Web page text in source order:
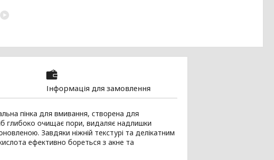
Інформація для замовлення
пінка для вмивання, створена для
глибоко очищає пори, видаляє надлишки
Завдяки ніжній текстурі та делікатним
ефективно бореться з акне та